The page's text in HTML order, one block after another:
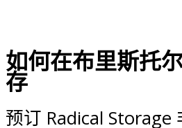
如何在布里斯托
存
预订 Radical Storage